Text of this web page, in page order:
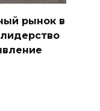
рынок в